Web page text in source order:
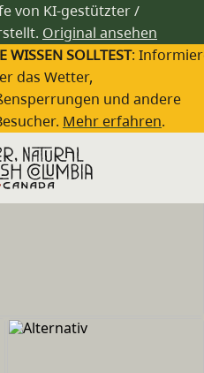
von KI-gestützter /
Original ansehen
WISSEN SOLLTEST:
das Wetter,
und andere
Mehr erfahren.